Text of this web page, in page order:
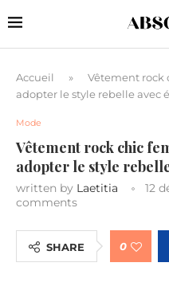
Accueil »
Vêtement rock
adopter le style rebelle avec
Mode
Vêtement rock chic
adopter le style
written by Laetitia 12
comments
SHARE 0